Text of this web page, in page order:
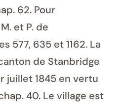
62. Pour
et P. de
577, 635 et 1162. La
de Stanbridge
juillet 1845 en vertu
40. Le village est